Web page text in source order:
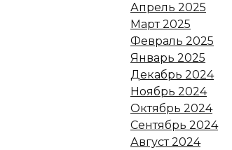
Апрель 2025
Март 2025
Февраль 2025
Январь 2025
Декабрь 2024
Ноябрь 2024
Октябрь 2024
Сентябрь 2024
Август 2024